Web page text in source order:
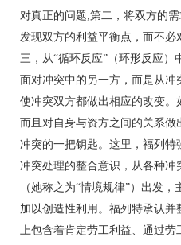
对真正的问题;第二，将双方的
发现双方的利益平衡点，而不
三，从“循环反应”（环形反应
面对冲突中的另一方，而是从冲
使冲突双方都做出相应的改变。
而且对自身与资方之间的关系
冲突的一把钥匙。这里，福列
冲突处理的整合意识，从各种
（她称之为“情境规律”）出发
加以创造性利用。福列特承认
上包含着肯定劳工利益、通过劳